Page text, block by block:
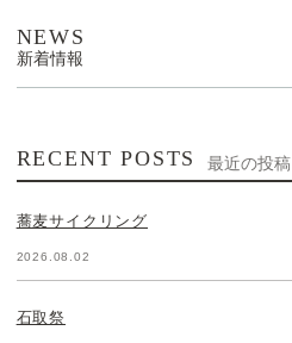
NEWS
新着情報
RECENT POSTS 最近の投稿
蕎麦サイクリング
2026.08.02
石取祭